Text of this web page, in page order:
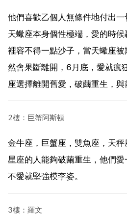
他們喜歡乙個人無條件地付出
天蠍座本身個性極端，愛的時
裡容不得一點沙子，當天蠍座
然會果斷離開，6月底，愛就瘋
座選擇離開舊愛，破繭重生，與
2樓：巨蟹阿斯頓
金牛座，巨蟹座，雙魚座，天
星座的人能夠破繭重生，他們愛
不愛就堅強模李姿。
3樓：羅文